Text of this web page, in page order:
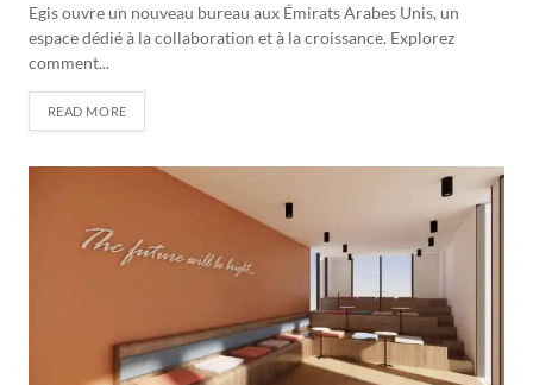
Egis ouvre un nouveau bureau aux Émirats Arabes Unis, un
espace dédié à la collaboration et à la croissance. Explorez
comment...
READ MORE